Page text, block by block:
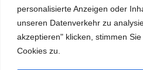
personalisierte Anzeigen oder
unseren Datenverkehr zu
akzeptieren" klicken, stimmen
Cookies zu.